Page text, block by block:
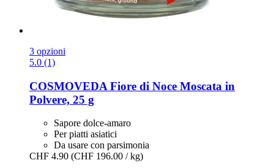
3 opzioni
5.0 (1)
COSMOVEDA Fiore di Noce Moscata in
Polvere, 25 g
Sapore dolce-amaro
Per piatti asiatici
Da usare con parsimonia
CHF 4.90 (CHF 196.00 / kg)